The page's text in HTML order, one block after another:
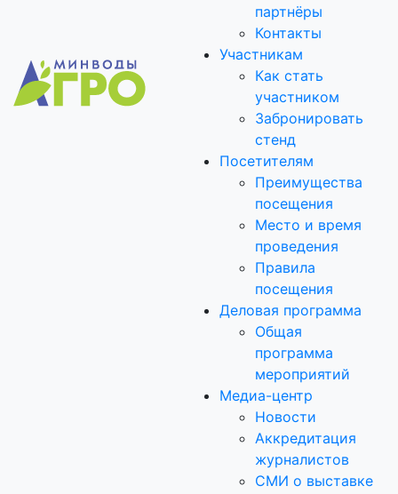
партнёры
Контакты
Участникам
Как стать
участником
Забронировать
стенд
Посетителям
Преимущества
посещения
Место и время
проведения
Правила
посещения
Деловая программа
Общая
программа
мероприятий
Медиа-центр
Новости
Аккредитация
журналистов
СМИ о выставке